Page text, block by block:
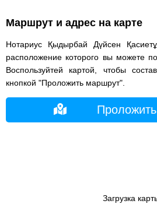
Маршрут и адрес на карте
Нотариус Қыдырбай Дүйсен
расположение которого вы можете
Воспользуйтей картой, чтобы
кнопкой "Проложить маршрут".
Загрузка